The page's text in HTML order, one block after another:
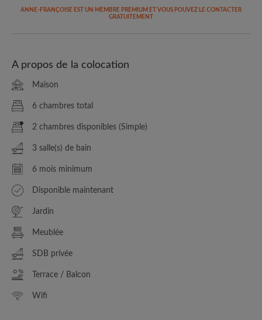
ANNE-FRANÇOISE EST UN MEMBRE PREMIUM ET VOUS POUVEZ LE CONTACTER
GRATUITEMENT
A propos de la colocation
Maison
6 chambres total
2 chambres disponibles (Simple)
3 salle(s) de bain
6 mois minimum
Disponible maintenant
Jardin
Meublée
SDB privée
Terrace / Balcon
Wifi